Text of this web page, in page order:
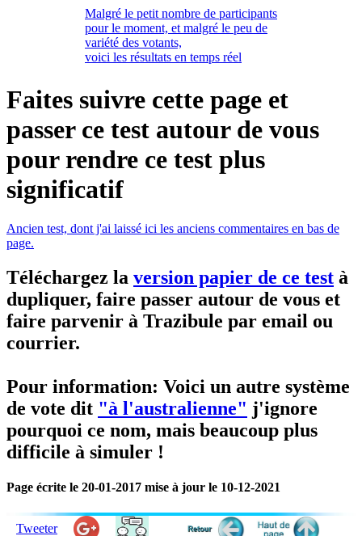
Malgré le petit nombre de participants
pour le moment, et malgré le peu de
variété des votants,
voici les résultats en temps réel
Faites suivre cette page et
passer ce test autour de vous
pour rendre ce test plus
significatif
Ancien test, dont j'ai laissé ici les anciens commentaires en bas de
page.
Téléchargez la version papier de ce test à
dupliquer, faire passer autour de vous et
faire parvenir à Trazibule par email ou
courrier.
Pour information: Voici un autre système
de vote dit "à l'australienne" j'ignore
pourquoi ce nom, mais beaucoup plus
difficile à simuler !
Page écrite le 20-01-2017 mise à jour le 10-12-2021
Tweeter